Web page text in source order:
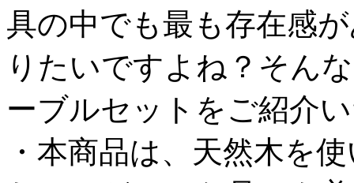
具の中でも最も存在感
りたいですよね？そん
ーブルセットをご紹介
・本商品は、天然木を